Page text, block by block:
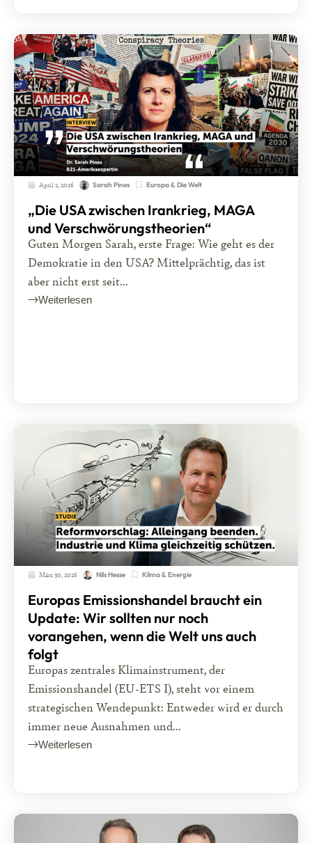
April 2, 2026 Sarah Pines Europa & Die Welt
„Die USA zwischen Irankrieg, MAGA
und Verschwörungstheorien“
Guten Morgen Sarah, erste Frage: Wie geht es der
Demokratie in den USA? Mittelprächtig, das ist
aber nicht erst seit...
Weiterlesen
März 30, 2026 Nils Hesse Klima & Energie
Europas Emissionshandel braucht ein
Update: Wir sollten nur noch
vorangehen, wenn die Welt uns auch
folgt
Europas zentrales Klimainstrument, der
Emissionshandel (EU-ETS I), steht vor einem
strategischen Wendepunkt: Entweder wird er durch
immer neue Ausnahmen und...
Weiterlesen